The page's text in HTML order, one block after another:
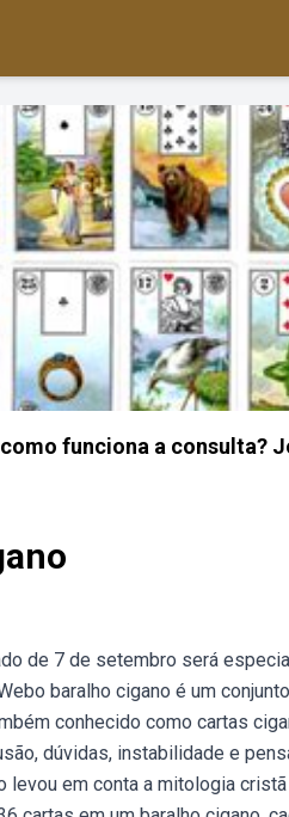
funciona a consulta?
de 7 de setembro será
baralho cigano é um
conhecido como cartas
dúvidas, instabilidade e
levou em conta a mitologia